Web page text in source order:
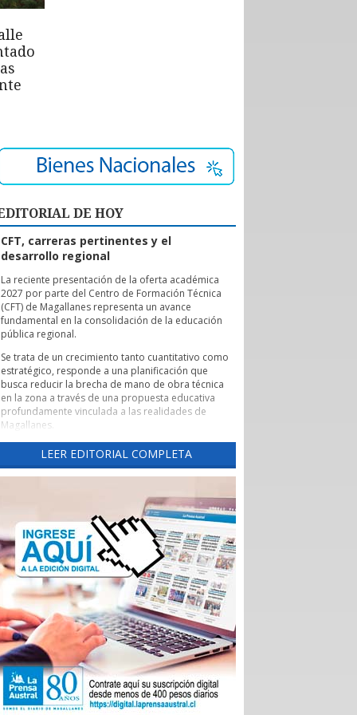
DE HOY
CFT, carreras pertinentes y el
desarrollo regional
La reciente presentación de la oferta académica
2027 por parte del Centro de Formación Técnica
(CFT) de Magallanes representa un avance
fundamental en la consolidación de la educación
pública regional.
Se trata de un crecimiento tanto cuantitativo como
estratégico, responde a una planificación que
busca reducir la brecha de mano de obra técnica
en la zona a través de una propuesta educativa
profundamente vinculada a las realidades de
Magallanes.
Evaluación de pertinencia y conexión con el sector
productivo forman parte de uno de los pilares de
esta nueva etapa. Según lo explicado por la
necesidades reales de los sectores productivos y
de servicios de la región, asegurando que los
egresados cuenten con una inserción laboral
efectiva y que la formación no derive en una
saturación del mercado, sino en una respuesta a
demandas insatisfechas. Carreras como
Instrumentación y Control de Procesos Industriales
y Logística con mención en Operaciones
Portuarias, que se impartirán tanto en la capital
regional como en Puerto Natales, son ejemplos
claros de formación técnica orientada a los
desafíos productivos actuales.
También cabe destacar la expansión territorial,
con las nuevas sedes en Punta Arenas y Puerto
Natales.
LEER EDITORIAL COMPLETA